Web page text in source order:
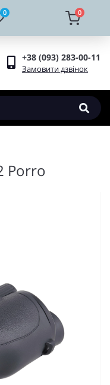
0 0
+38 (093) 283-00-11
Замовити дзвінок
Porro